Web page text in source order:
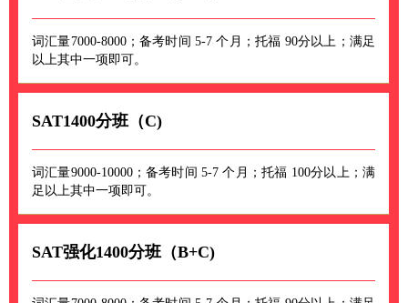
词汇量7000-8000；备考时间 5-7 个月；托福 90分以上；满足
以上其中一项即可。
SAT1400分班（C)
词汇量9000-10000；备考时间 5-7 个月；托福 100分以上；满
足以上其中一项即可。
SAT强化1400分班（B+C)